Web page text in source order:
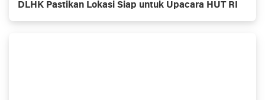
DLHK Pastikan Lokasi Siap untuk Upacara HUT RI